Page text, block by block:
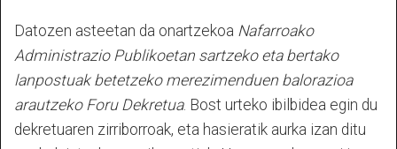
Datozen asteetan da onartzekoa Nafarroako
Administrazio Publikoetan sartzeko eta bertako
lanpostuak betetzeko merezimenduen balorazioa
arautzeko Foru Dekretua. Bost urteko ibilbidea egin du
dekretuaren zirriborroak, eta hasieratik aurka izan ditu